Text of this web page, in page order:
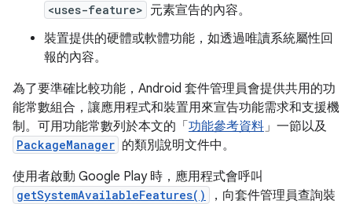
<uses-feature> 元素宣告的內容。
裝置提供的硬體或軟體功能，如透過唯讀系統屬性回
報的內容。
為了要準確比較功能，Android 套件管理員會提供共用的功
能常數組合，讓應用程式和裝置用來宣告功能需求和支援機
制。可用功能常數列於本文的「 功能參考資料」一節以及
PackageManager 的類別說明文件中。
使用者啟動 Google Play 時，應用程式會呼叫
getSystemAvailableFeatures()
，向套件管理員查詢裝